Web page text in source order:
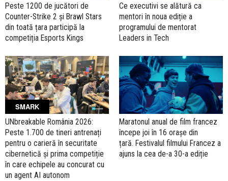
Peste 1200 de jucători de
Counter-Strike 2 și Brawl Stars
din toată țara participă la
competiția Esports Kings
Ce executivi se alătură ca
mentori în noua ediție a
programului de mentorat
Leaders in Tech
SMARK
UNbreakable România 2026:
Peste 1.700 de tineri antrenați
pentru o carieră în securitate
cibernetică și prima competiție
în care echipele au concurat cu
un agent AI autonom
Maratonul anual de film francez
începe joi în 16 orașe din
țară. Festivalul filmului Francez a
ajuns la cea de-a 30-a ediție